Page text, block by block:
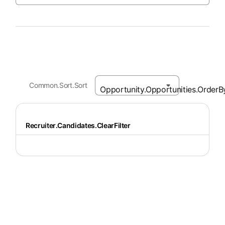
Common.Sort.Sort
Recruiter.Candidates.ClearFilter